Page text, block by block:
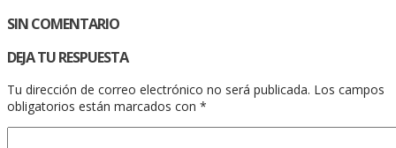
SIN COMENTARIO
DEJA TU RESPUESTA
Tu dirección de correo electrónico no será publicada. Los campos
obligatorios están marcados con *